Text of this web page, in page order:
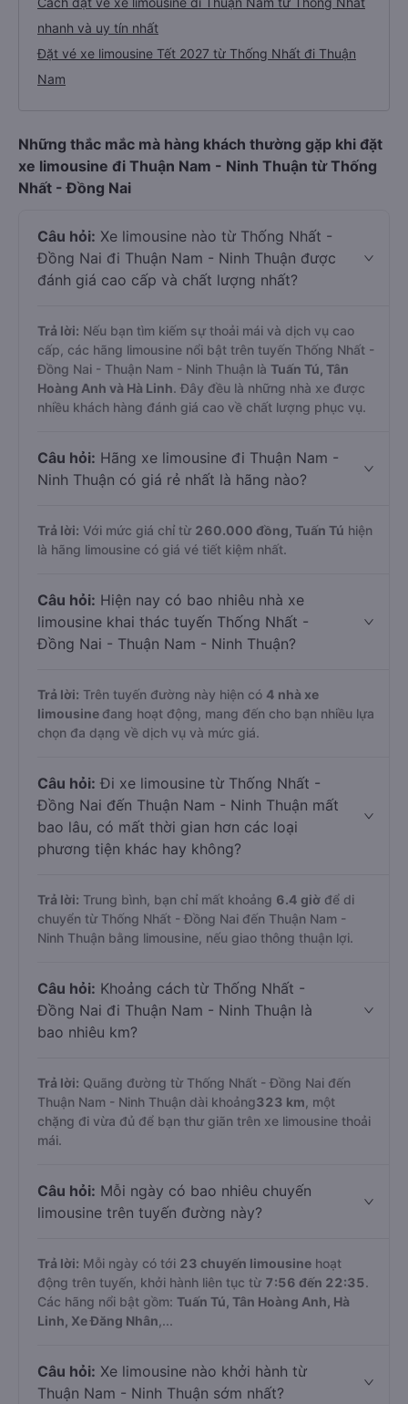
nhanh và uy tín nhất
Đặt vé xe limousine Tết 2027 từ Thống Nhất đi Thuận
Nam
Những thắc mắc mà hàng khách thường gặp khi đặt
xe limousine đi Thuận Nam - Ninh Thuận từ Thống
Nhất - Đồng Nai
Câu hỏi: Xe limousine nào từ Thống Nhất -
Đồng Nai đi Thuận Nam - Ninh Thuận được
đánh giá cao cấp và chất lượng nhất?
Trả lời: Nếu bạn tìm kiếm sự thoải mái và dịch vụ cao
cấp, các hãng limousine nổi bật trên tuyến Thống Nhất -
Đồng Nai - Thuận Nam - Ninh Thuận là Tuấn Tú, Tân
Hoàng Anh và Hà Linh. Đây đều là những nhà xe được
nhiều khách hàng đánh giá cao về chất lượng phục vụ.
Câu hỏi: Hãng xe limousine đi Thuận Nam -
Ninh Thuận có giá rẻ nhất là hãng nào?
Trả lời: Với mức giá chỉ từ 260.000 đồng, Tuấn Tú hiện
là hãng limousine có giá vé tiết kiệm nhất.
Câu hỏi: Hiện nay có bao nhiêu nhà xe
limousine khai thác tuyến Thống Nhất -
Đồng Nai - Thuận Nam - Ninh Thuận?
Trả lời: Trên tuyến đường này hiện có 4 nhà xe
limousine đang hoạt động, mang đến cho bạn nhiều lựa
chọn đa dạng về dịch vụ và mức giá.
Câu hỏi: Đi xe limousine từ Thống Nhất -
Đồng Nai đến Thuận Nam - Ninh Thuận mất
bao lâu, có mất thời gian hơn các loại
phương tiện khác hay không?
Trả lời: Trung bình, bạn chỉ mất khoảng 6.4 giờ để di
chuyển từ Thống Nhất - Đồng Nai đến Thuận Nam -
Ninh Thuận bằng limousine, nếu giao thông thuận lợi.
Câu hỏi: Khoảng cách từ Thống Nhất -
Đồng Nai đi Thuận Nam - Ninh Thuận là
bao nhiêu km?
Trả lời: Quãng đường từ Thống Nhất - Đồng Nai đến
Thuận Nam - Ninh Thuận dài khoảng323 km , một
chặng đi vừa đủ để bạn thư giãn trên xe limousine thoải
mái.
Câu hỏi: Mỗi ngày có bao nhiêu chuyến
limousine trên tuyến đường này?
Trả lời: Mỗi ngày có tới 23 chuyến limousine hoạt
động trên tuyến, khởi hành liên tục từ 7:56 đến 22:35.
Các hãng nổi bật gồm: Tuấn Tú, Tân Hoàng Anh, Hà
Linh, Xe Đăng Nhân ,...
Câu hỏi: Xe limousine nào khởi hành từ
Thuận Nam - Ninh Thuận sớm nhất?